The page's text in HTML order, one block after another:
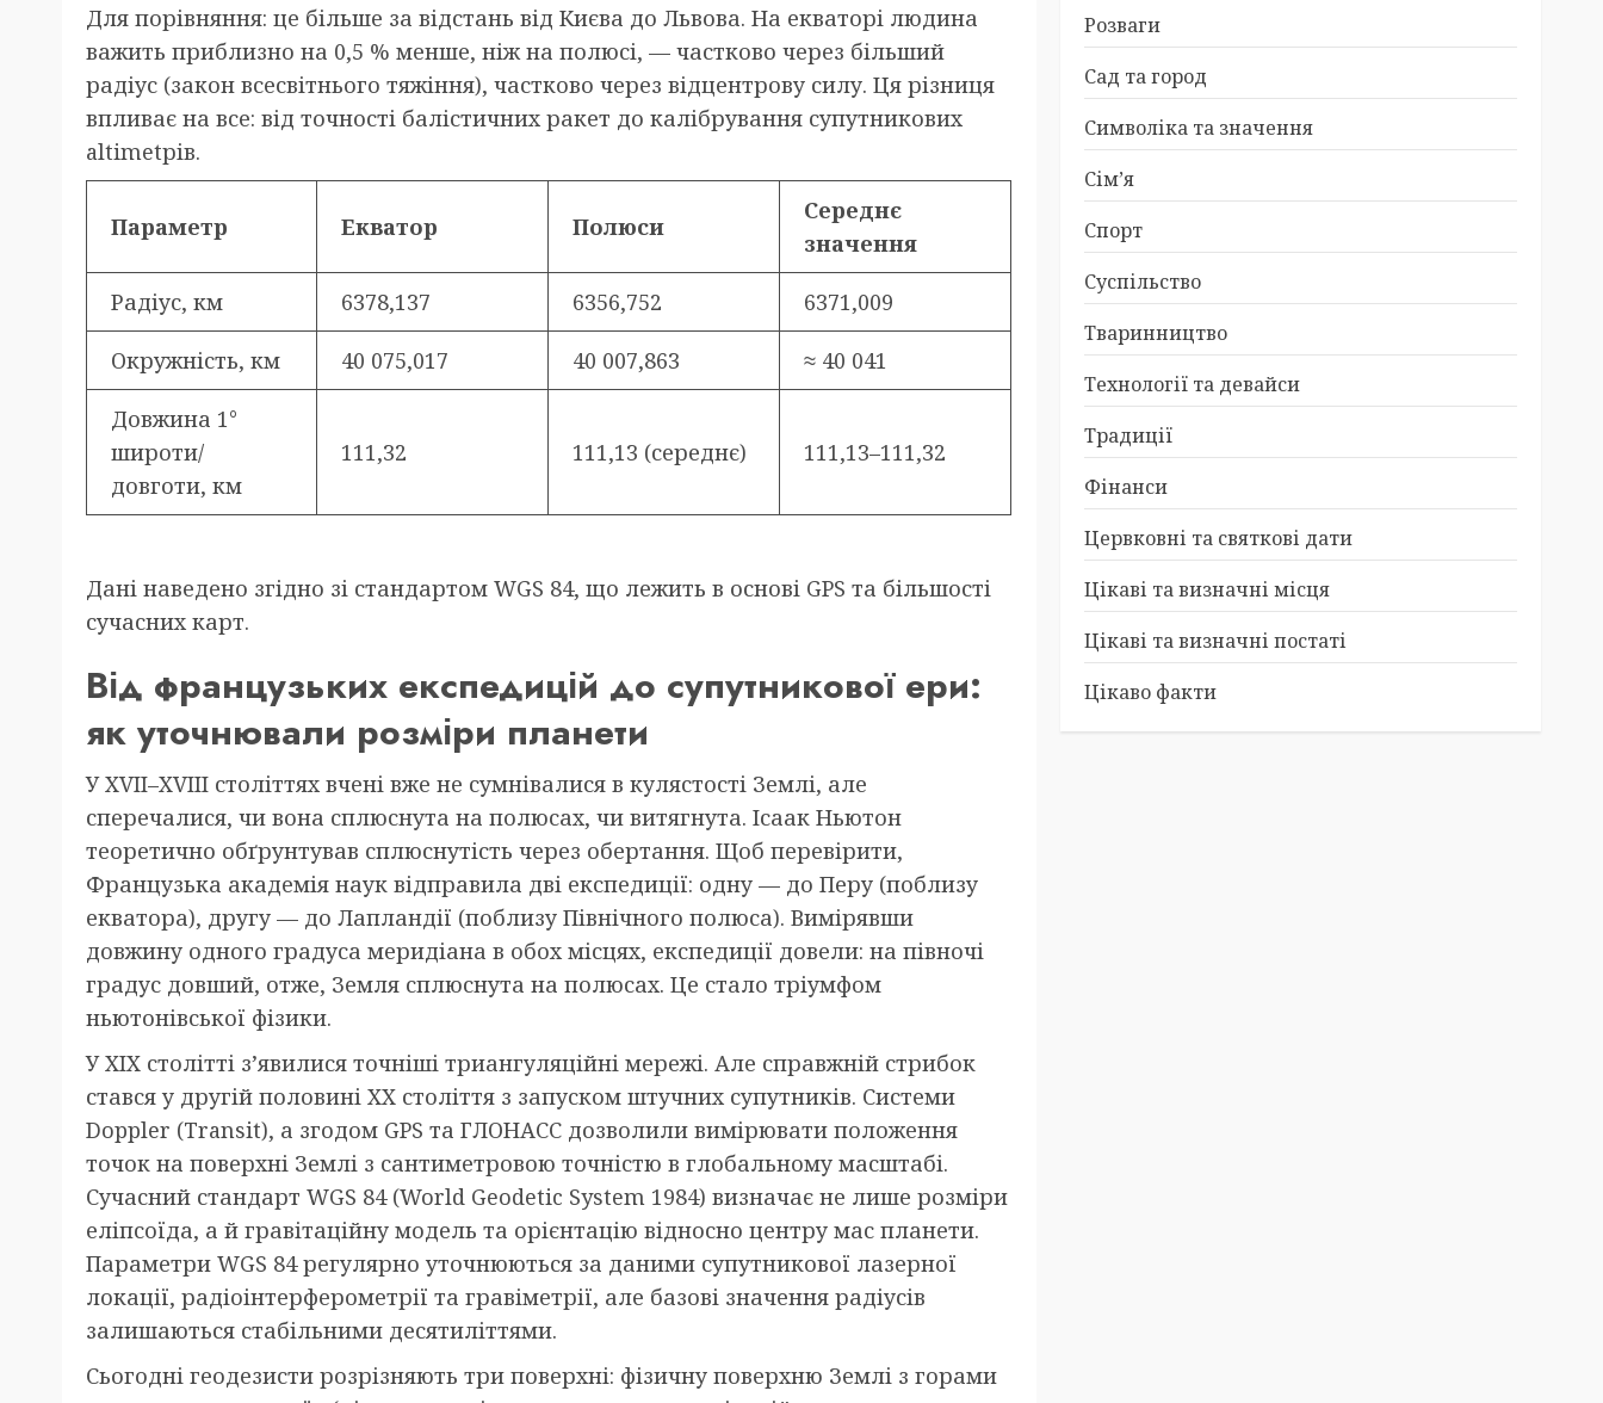
Для порівняння: це більше за відстань від Києва до Львова. На екваторі людина
важить приблизно на 0,5 % менше, ніж на полюсі, — частково через більший
радіус (закон всесвітнього тяжіння), частково через відцентрову силу. Ця різниця
впливає на все: від точності балістичних ракет до калібрування супутникових
altimetрів.
Параметр Екватор Полюси
Середнє
значення
Радіус, км 6378,137 6356,752 6371,009
Окружність, км 40 075,017 40 007,863 ≈ 40 041
Довжина 1°
широти/
довготи, км
111,32 111,13 (середнє) 111,13–111,32
Дані наведено згідно зі стандартом WGS 84, що лежить в основі GPS та більшості
сучасних карт.
Від французьких експедицій до супутникової ери:
як уточнювали розміри планети
У XVII–XVIII століттях вчені вже не сумнівалися в кулястості Землі, але
сперечалися, чи вона сплюснута на полюсах, чи витягнута. Ісаак Ньютон
теоретично обґрунтував сплюснутість через обертання. Щоб перевірити,
Французька академія наук відправила дві експедиції: одну — до Перу (поблизу
екватора), другу — до Лапландії (поблизу Північного полюса). Вимірявши
довжину одного градуса меридіана в обох місцях, експедиції довели: на півночі
градус довший, отже, Земля сплюснута на полюсах. Це стало тріумфом
ньютонівської фізики.
У XIX столітті з’явилися точніші триангуляційні мережі. Але справжній стрибок
стався у другій половині XX століття з запуском штучних супутників. Системи
Doppler (Transit), а згодом GPS та ГЛОНАСС дозволили вимірювати положення
точок на поверхні Землі з сантиметровою точністю в глобальному масштабі.
Сучасний стандарт WGS 84 (World Geodetic System 1984) визначає не лише розміри
еліпсоїда, а й гравітаційну модель та орієнтацію відносно центру мас планети.
Параметри WGS 84 регулярно уточнюються за даними супутникової лазерної
локації, радіоінтерферометрії та гравіметрії, але базові значення радіусів
залишаються стабільними десятиліттями.
Сьогодні геодезисти розрізняють три поверхні: фізичну поверхню Землі з горами
Розваги
Сад та город
Символіка та значення
Сім’я
Спорт
Суспільство
Тваринництво
Технології та девайси
Традиції
Фінанси
Цервковні та святкові дати
Цікаві та визначні місця
Цікаві та визначні постаті
Цікаво факти